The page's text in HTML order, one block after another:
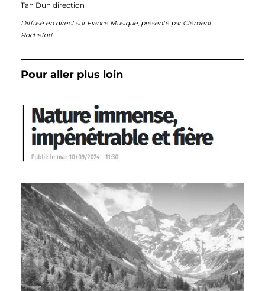
Tan Dun direction
Diffusé en direct sur France Musique, présenté par Clément
Rochefort.
Pour aller plus loin